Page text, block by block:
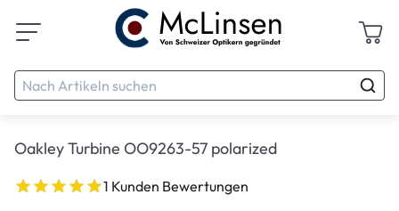
Oakley Turbine OO9263-57 polarized
1 Kunden Bewertungen